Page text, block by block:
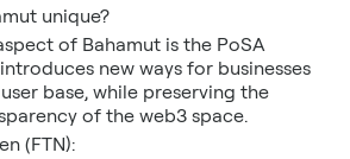
unique?
of Bahamut is the PoSA
new ways for businesses
base, while preserving the
of the web3 space.
(FTN):